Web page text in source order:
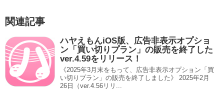
関連記事
ハヤえもんiOS版、広告非表示オプショ
ン「買い切りプラン」の販売を終了した
ver.4.59をリリース！
《2025年3月末をもって、広告非表示オプション「買
い切りプラン」の販売を終了しました》 2025年2月
26日（ver.4.56リリ...